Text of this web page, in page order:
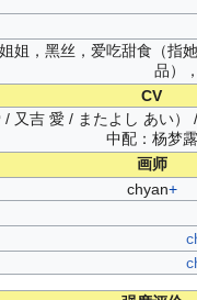
姐，黑丝，爱吃甜食（指
品）
CV
/ 又吉 愛 / またよし あい）
中配：杨梦露
画师
chyan+